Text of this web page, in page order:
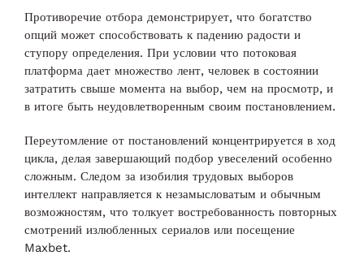
Противоречие отбора демонстрирует, что богатство
опций может способствовать к падению радости и
ступору определения. При условии что потоковая
платформа дает множество лент, человек в состоянии
затратить свыше момента на выбор, чем на просмотр, и
в итоге быть неудовлетворенным своим постановлением.
Переутомление от постановлений концентрируется в ход
цикла, делая завершающий подбор увеселений особенно
сложным. Следом за изобилия трудовых выборов
интеллект направляется к незамысловатым и обычным
возможностям, что толкует востребованность повторных
смотрений излюбленных сериалов или посещение
Maxbet.